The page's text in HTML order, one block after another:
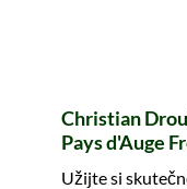
Christian
Pays d'Auge
#F114B3 The
Užijte si